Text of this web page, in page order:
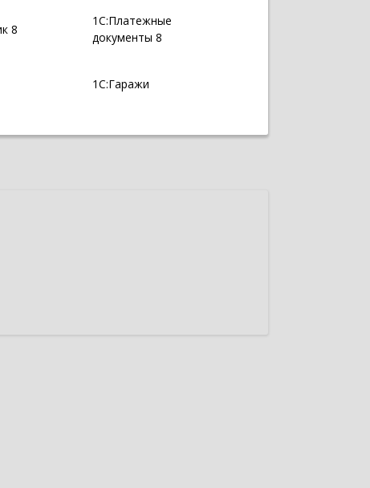
8
1С:Платежные
документы 8
1С:Гаражи